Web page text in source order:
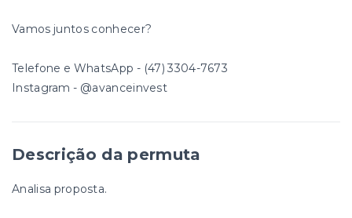
Vamos juntos conhecer?
Telefone e WhatsApp - (47) 3304-7673
Instagram - @avanceinvest
Descrição da permuta
Analisa proposta.